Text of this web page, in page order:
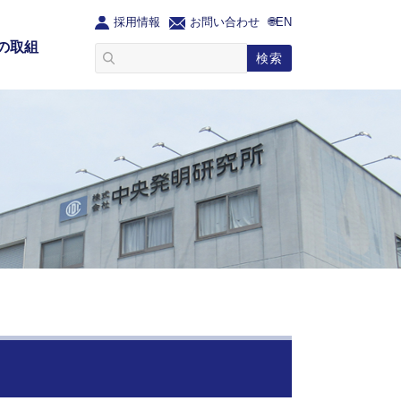
取組
採用情報 お問い合わせ 🌐EN
検索